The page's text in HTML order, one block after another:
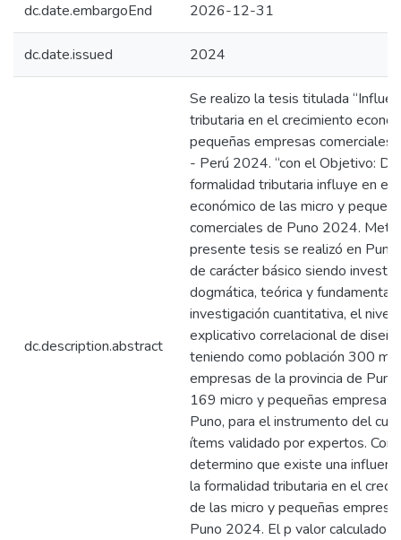
dc.date.embargoEnd 2026-12-31
dc.date.issued 2024
dc.description.abstract
Se realizo la tesis titulada
tributaria en el crecimiento
pequeñas empresas
- Perú 2024. “con el Objetivo:
formalidad tributaria influye en el
económico de las micro y
comerciales de Puno 2024.
presente tesis se realizó en
de carácter básico siendo
dogmática, teórica y fundamental.
investigación cuantitativa, el nivel
explicativo correlacional de
teniendo como población 300
empresas de la provincia de
169 micro y pequeñas empresas
Puno, para el instrumento del
ítems validado por expertos.
determino que existe una
la formalidad tributaria en el
de las micro y pequeñas
Puno 2024. El p valor calculado